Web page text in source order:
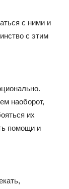
с ними и
с этим
наоборот,
их
помощи и